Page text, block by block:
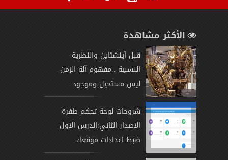
الأكثر مشاهدة
قبل آينشتاين والنظرية
النسبية ..مفهوم آلة الزمن
ليس مستحيل وموجود
شروحات لوحة تحكم طفرة
الاصدار الثاني:الدرس الاول
ضبط اعدادات موقعك